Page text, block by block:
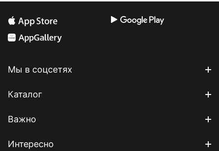
Мы в соцсетях
Каталог
Важно
Интересно